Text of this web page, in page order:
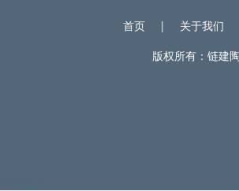
首页 | 关于我们
版权所有：链